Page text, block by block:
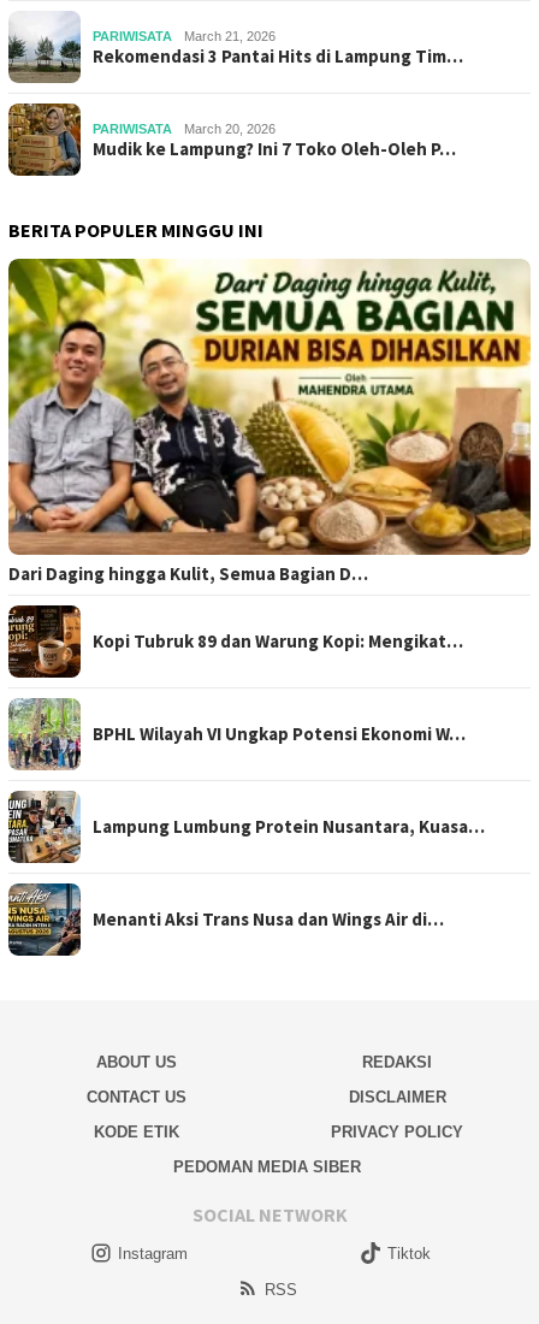
PARIWISATA March 21, 2026
Rekomendasi 3 Pantai Hits di Lampung Tim…
PARIWISATA March 20, 2026
Mudik ke Lampung? Ini 7 Toko Oleh-Oleh P…
BERITA POPULER MINGGU INI
Dari Daging hingga Kulit, Semua Bagian D…
Kopi Tubruk 89 dan Warung Kopi: Mengikat…
BPHL Wilayah VI Ungkap Potensi Ekonomi W…
Lampung Lumbung Protein Nusantara, Kuasa…
Menanti Aksi Trans Nusa dan Wings Air di…
ABOUT US
REDAKSI
CONTACT US
DISCLAIMER
KODE ETIK
PRIVACY POLICY
PEDOMAN MEDIA SIBER
SOCIAL NETWORK
Instagram
Tiktok
RSS